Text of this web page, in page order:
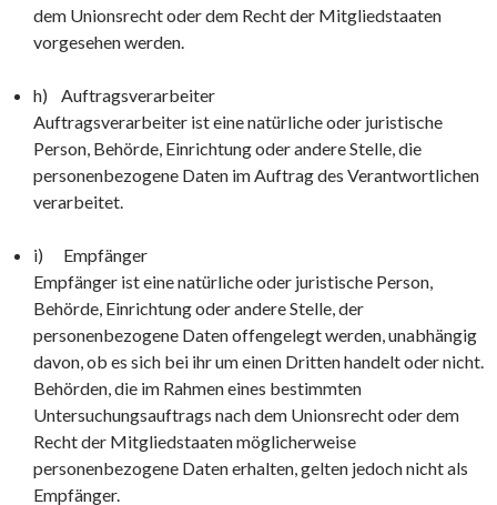
dem Unionsrecht oder dem Recht der Mitgliedstaaten
vorgesehen werden.
h) Auftragsverarbeiter
Auftragsverarbeiter ist eine natürliche oder juristische
Person, Behörde, Einrichtung oder andere Stelle, die
personenbezogene Daten im Auftrag des Verantwortlichen
verarbeitet.
i) Empfänger
Empfänger ist eine natürliche oder juristische Person,
Behörde, Einrichtung oder andere Stelle, der
personenbezogene Daten offengelegt werden, unabhängig
davon, ob es sich bei ihr um einen Dritten handelt oder nicht.
Behörden, die im Rahmen eines bestimmten
Untersuchungsauftrags nach dem Unionsrecht oder dem
Recht der Mitgliedstaaten möglicherweise
personenbezogene Daten erhalten, gelten jedoch nicht als
Empfänger.